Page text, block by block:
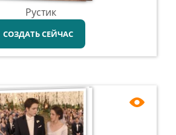
Рустик
СОЗДАТЬ СЕЙЧАС